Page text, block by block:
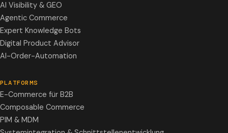
AI Visibility & GEO
Agentic Commerce
Expert Knowledge Bots
Digital Product Advisor
AI-Order-Automation
PLATFORMS
E-Commerce für B2B
Composable Commerce
PIM & MDM